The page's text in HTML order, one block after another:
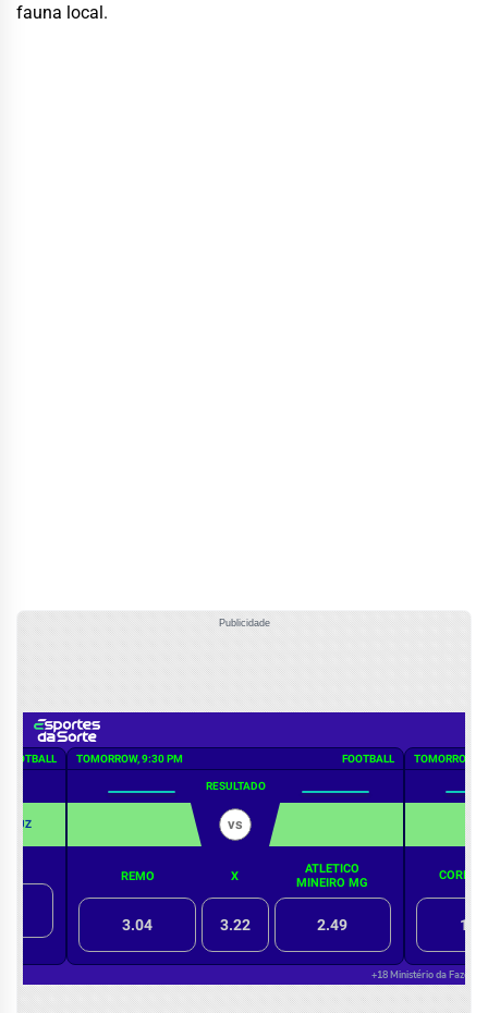
fauna local.
Publicidade